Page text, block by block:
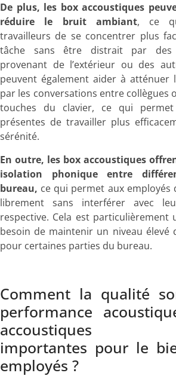
De plus, les box accoustiques
réduire le bruit ambiant, ce
travailleurs de se concentrer plus
tâche sans être distrait par des
provenant de l’extérieur ou des
peuvent également aider à atténuer
par les conversations entre collègues
touches du clavier, ce qui permet
présentes de travailler plus
sérénité.
En outre, les box accoustiques
isolation phonique entre
bureau, ce qui permet aux employés
librement sans interférer avec
respective. Cela est particulièrement
besoin de maintenir un niveau élevé
pour certaines parties du bureau.
Comment la qualité
performance
accoustiques
importantes pour le
employés ?